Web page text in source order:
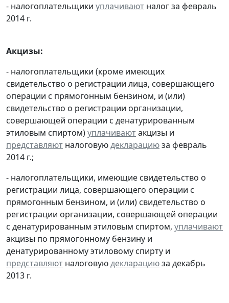
- налогоплательщики уплачивают налог за февраль
2014 г.
Акцизы:
- налогоплательщики (кроме имеющих
свидетельство о регистрации лица, совершающего
операции с прямогонным бензином, и (или)
свидетельство о регистрации организации,
совершающей операции с денатурированным
этиловым спиртом)уплачиваютакцизы и
представляют налоговуюдекларациюза февраль
2014 г.;
- налогоплательщики, имеющие свидетельство о
регистрации лица, совершающего операции с
прямогонным бензином, и (или) свидетельство о
регистрации организации, совершающей операции
с денатурированным этиловым спиртом, уплачивают
акцизы по прямогонному бензину и
денатурированному этиловому спирту и
представляют налоговуюдекларациюза декабрь
2013 г.